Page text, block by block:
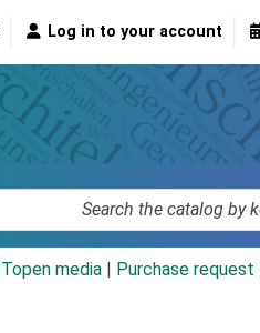
Log in to your account
media Purchase request |